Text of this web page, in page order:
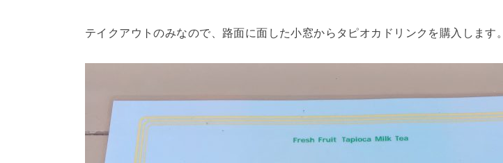
テイクアウトのみなので、路面に面した小窓からタピオカドリンクを購入します。